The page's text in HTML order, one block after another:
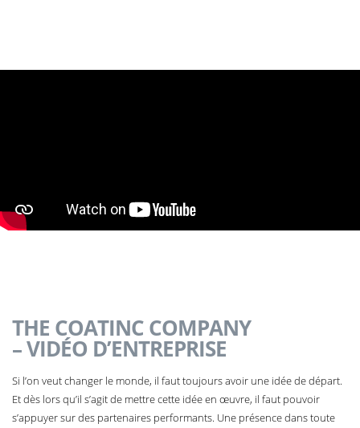
THE COATINC COMPANY
– VIDÉO D’ENTREPRISE
Si l’on veut changer le monde, il faut toujours avoir une idée de départ.
Et dès lors qu’il s’agit de mettre cette idée en œuvre, il faut pouvoir
s’appuyer sur des partenaires performants. Une présence dans toute